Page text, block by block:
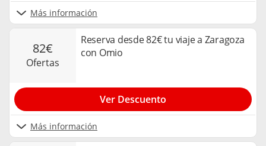
Más información
82€
ofertas
Reserva desde 82€ tu viaje a Zaragoza
con Omio
Más información
Ver Descuento